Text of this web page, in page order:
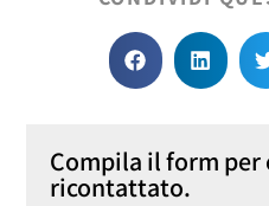
Compila il form per
ricontattato.